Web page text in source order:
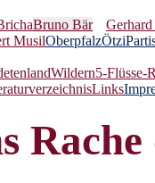
Bruno Bär
MusilOberpfalzÖtzi
Wildern5-Flüsse-
Links